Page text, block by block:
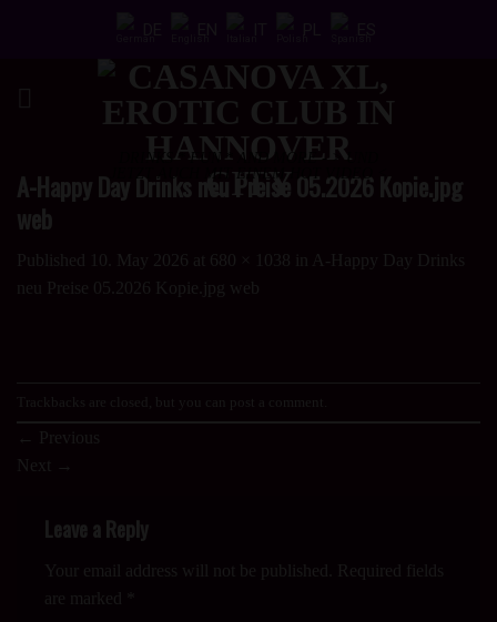
DRINKS * FUN * AND MORE - > UND
JETZT AUCH MIT EINEM HOT VIDEO <
A-Happy Day Drinks neu Preise 05.2026 Kopie.jpg
web
Published 10. May 2026 680 × 1038
A-Happy Day Drinks
neu Preise 05.2026 Kopie.jpg web
Trackbacks are closed, but you can post a comment
← Previous
Next
→
Leave a Reply
Your email address will not be published.
Required fields
are marked